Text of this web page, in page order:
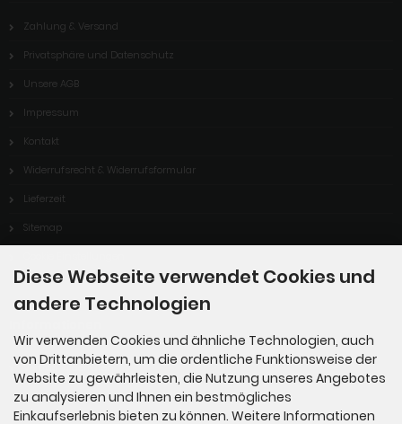
Zahlung & Versand
Privatsphäre und Datenschutz
Unsere AGB
Impressum
Kontakt
Widerrufsrecht & Widerrufsformular
Lieferzeit
Sitemap
Vertrag widerrufen
Diese Webseite verwendet Cookies und
andere Technologien
Wir verwenden Cookies und ähnliche Technologien, auch
von Drittanbietern, um die ordentliche Funktionsweise der
Website zu gewährleisten, die Nutzung unseres Angebotes
zu analysieren und Ihnen ein bestmögliches
Einkaufserlebnis bieten zu können. Weitere Informationen